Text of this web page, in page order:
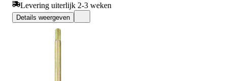
Levering uiterlijk 2-3 weken
Details weergeven